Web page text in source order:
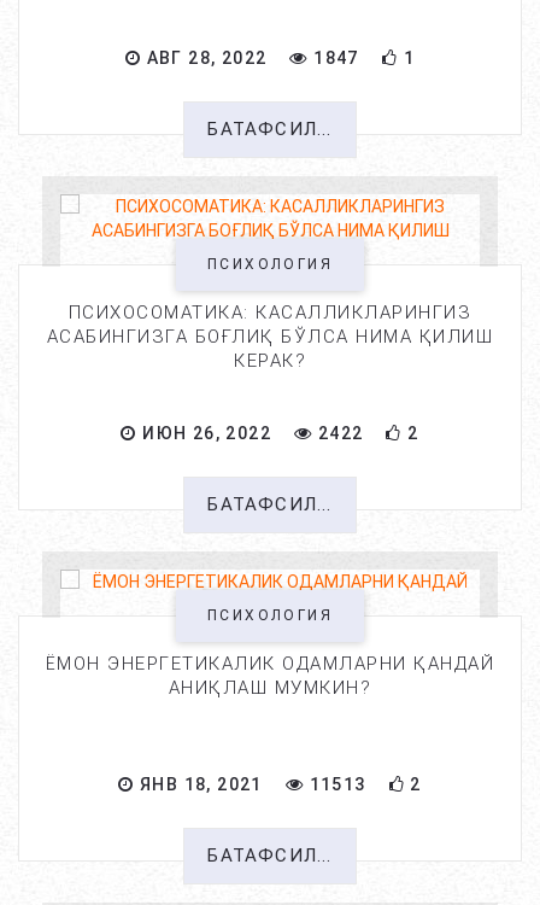
АВГ 28, 2022 1847 1
БАТАФСИЛ...
ПСИХОЛОГИЯ
ПСИХОСОМАТИКА: КАСАЛЛИКЛАРИНГИЗ
АСАБИНГИЗГА БОҒЛИҚ БЎЛСА НИМА ҚИЛИШ
КЕРАК?
ИЮН 26, 2022 2422 2
БАТАФСИЛ...
ПСИХОЛОГИЯ
ЁМОН ЭНЕРГЕТИКАЛИК ОДАМЛАРНИ ҚАНДАЙ
АНИҚЛАШ МУМКИН?
ЯНВ 18, 2021 11513 2
БАТАФСИЛ...